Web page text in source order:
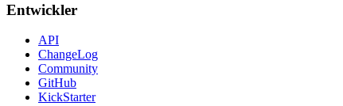
Entwickler
API
ChangeLog
Community
GitHub
KickStarter